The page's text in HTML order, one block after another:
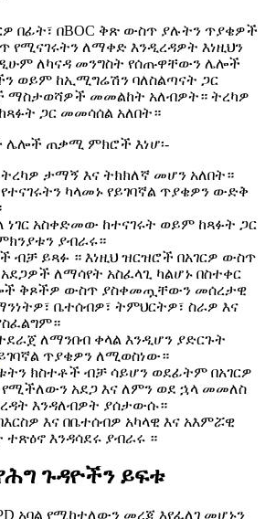
በፊት፣ በBOC ቅጽ ውስጥ ያሉትን ጥያቄዎች
የሚናገሩትን ለማቀድ እንዲረዳዎት እነዚህን
ለካናዳ መንግስት የሰጡዋቸውን ሌሎች
ወይም ከኢሚግሬሽን ባለስልጣናት ጋር
ማስታወሻዎች መመልከት አለብዎት። ትረካዎ
ጋር መመሳሰል አለበት።
ሌሎች ጠቃሚ ምክሮች እነሆ፡-
ትረካዎ ታማኝ እና ትክክለኛ መሆን አለበት።
የተናገሩትን ካላመኑ የይገባኛል ጥያቄዎን ውድቅ
ነገር አስቀድመው ከተናገሩት ወይም ከጻፉት ጋር
ያብራሩ።
ብቻ ይጻፉ ። እነዚህ ዝርዝሮች በአገርዎ ውስጥ
ለማሳየት አስፈላጊ ካልሆኑ በስተቀር
ቅጾችዎ ውስጥ ያስቀመጧቸውን መሰረታዊ
ቤተሰብዎ፣ ትምህርትዎ፣ ስራዎ እና
ለማንበብ ቀላል እንዲሆን ያድርጉት
ጥያቄዎን ለሚወስነው።
ክስተቶች ብቻ ሳይሆን ወደፊትም በአገርዎ
አደጋ እና ለምን ወደ ኋላ መመለስ
እንዳለብዎት ያሰታውሱ።
እና በቤተሰብዎ አካላዊ እና አእምሯዊ
ተጽዕኖ እንዳሳደሩ ያብራሩ ።
ጉዳዮችን ይፍቱ
አባል የሚከተለውን መረጃ እየፈለገ መሆኑን